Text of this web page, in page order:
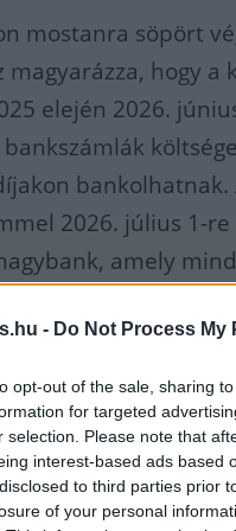
- Do Not Process
opt-out of the sale, sharing
for targeted
selection. Please note that
interest-based ads based
to third parties prior
of your personal
mostanra söpört
magyarázza, hogy
elején 2026.
bankszámlák
bankolhatnak.
2026. július 1-
amely
már az
2026
emelést a